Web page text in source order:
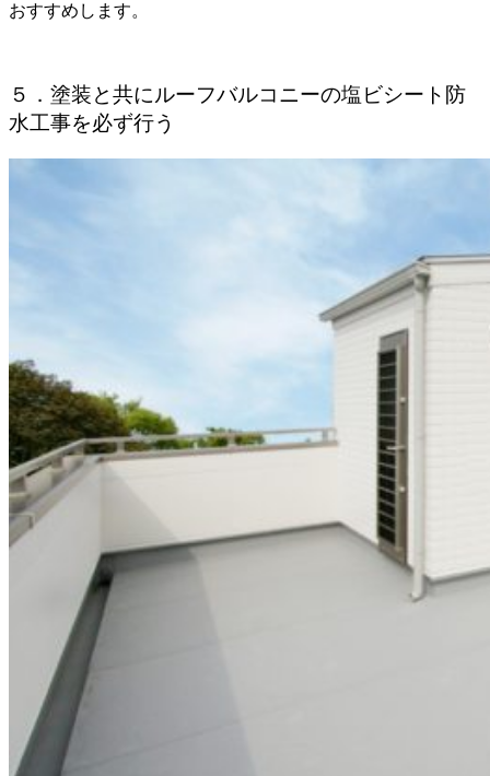
おすすめします。
５．塗装と共にルーフバルコニーの塩ビシート防
水工事を必ず行う